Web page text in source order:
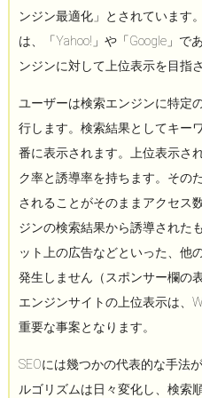
ンジン最適化」とされています
は、「Yahoo!」や「Google」で
ンジンに対して上位表示を目指
ユーザーは検索エンジンに特定
行します。検索結果としてキー
番に表示されます。上位表示さ
ク率と誘導率を持ちます。その
されることがそのままアクセス
ジンの検索結果から誘導された
ット上の広告などといった、他
発生しません（スポンサー欄の
エンジンサイトの上位表示は、
重要な事案となります。
SEOには幾つかの代表的な手法
ルゴリズムは日々変化し、検索